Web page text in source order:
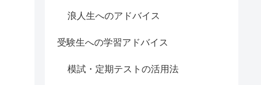
浪人生へのアドバイス
受験生への学習アドバイス
模試・定期テストの活用法